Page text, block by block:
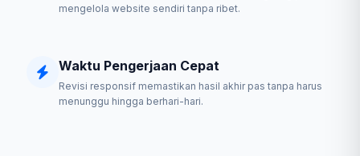
mengelola website sendiri tanpa ribet.
Waktu Pengerjaan Cepat
Revisi responsif memastikan hasil akhir pas tanpa harus
menunggu hingga berhari-hari.